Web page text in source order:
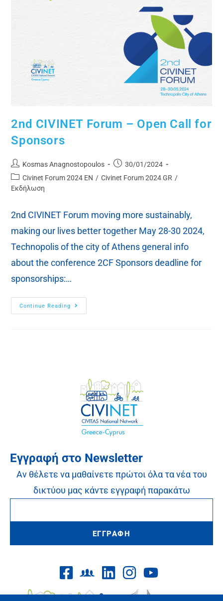
2nd CIVINET Forum – Open Call for
Sponsors
Kosmas Anagnostopoulos
30/01/2024
Civinet Forum 2024 EN / Civinet Forum 2024 GR /
Εκδήλωση
2nd CIVINET Forum moving more sustainably,
making our lives better together May 28-30 2024,
Technopolis of the city of Athens general info
about the conference 2CF Sponsors deadline for
sponsorships:…
Continue Reading
Εγγραφή στο Newsletter
Αν θέλετε να μαθαίνετε πρώτοι όλα τα νέα του
δικτύου μας κάντε εγγραφή παρακάτω
ΕΓΓΡΑΦΗ